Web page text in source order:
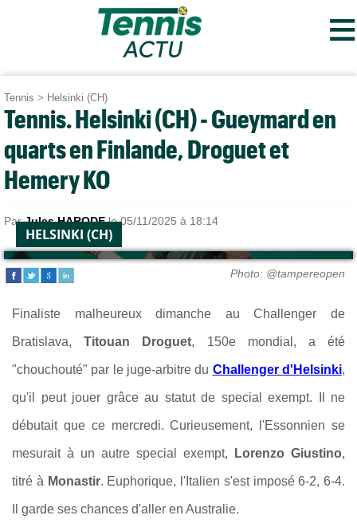
≡
Tennis > Helsinki (CH)
Tennis. Helsinki (CH) - Gueymard en
quarts en Finlande, Droguet et
Hemery KO
ParJules HARODEle 05/11/2025 à 18:14
HELSINKI (CH)
Photo: @tampereopen
Finaliste malheureux dimanche au Challenger de
Bratislava,Titouan Droguet, 150e mondial, a été
"chouchouté" par le juge-arbitre du Challenger d'Helsinki,
qu'il peut jouer grâce au statut de special exempt. Il ne
débutait que ce mercredi. Curieusement, l'Essonnien se
mesurait à un autre special exempt, Lorenzo Giustino,
titré à Monastir. Euphorique, l'Italien s'est imposé 6-2, 6-4.
Il garde ses chances d'aller en Australie.